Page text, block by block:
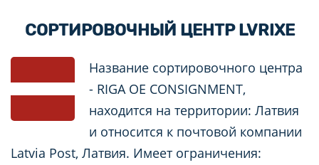
СОРТИРОВОЧНЫЙ ЦЕНТР LVRIXE
Название сортировочного центра
- RIGA OE CONSIGNMENT,
находится на территории: Латвия
и относится к почтовой компании
Latvia Post, Латвия. Имеет ограничения: